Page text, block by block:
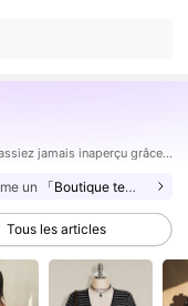
SHEIN ICON veille à ce que vous ne passiez jamais inaperçu grâce à ses looks toujours très tendance et tout aussi avant-gardistes.
un 「Boutique tendance」
Tous les articles